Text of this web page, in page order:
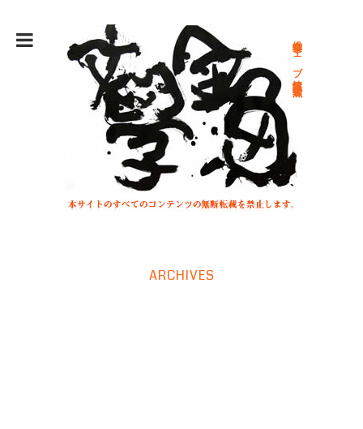
総合文学ウェブ情報誌 文学金魚
ARCHIVES